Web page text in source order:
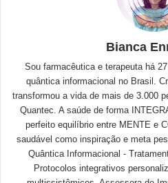
Bianca
Sou farmacêutica e terapeuta há
quântica informacional no Brasil.
transformou a vida de mais de 3.000
Quantec. A saúde de forma
perfeito equilíbrio entre MENTE e
saudável como inspiração e meta
Quântica Informacional -
Protocolos integrativos